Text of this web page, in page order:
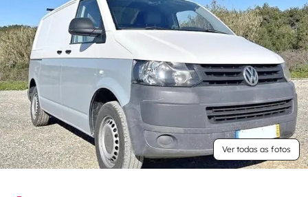
Ver todas as fotos